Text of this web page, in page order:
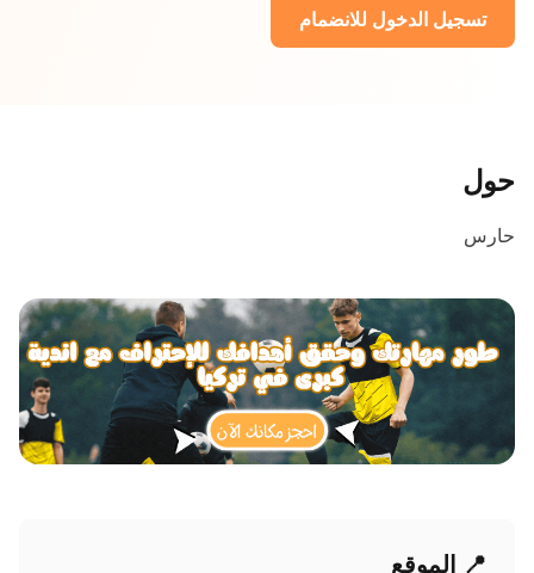
تسجيل الدخول للانضمام
حول
حارس
📍 الموقع